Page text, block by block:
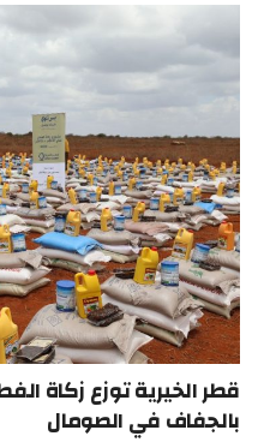
قطر الخيرية توزع زكاة
بالجفاف في الصومال